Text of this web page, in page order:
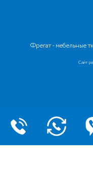
Фрегат - мебельные
Сайт